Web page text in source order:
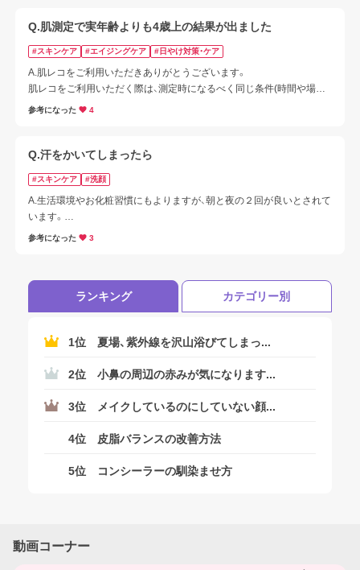
Q.肌測定で実年齢よりも4歳上の結果が出ました
#スキンケア #エイジングケア #日やけ対策・ケア
A.肌レコをご利用いただきありがとうございます。
肌レコをご利用いただく際は、測定時になるべく同じ条件(時間や場所)
で行ってみてください。
参考になった 4
Q.汗をかいてしまったら
#スキンケア #洗顔
A.生活環境やお化粧習慣にもよりますが、朝と夜の２回が良いとされて
います。
洗顔のしすぎは肌を守るために必要な皮脂や保湿成分まで洗い流して
の原因にもなります。
参考になった 3
ランキング カテゴリー別
1位 夏場、紫外線を沢山浴びてしまっ...
2位 小鼻の周辺の赤みが気になります...
3位 メイクしているのにしていない顔...
4位 皮脂バランスの改善方法
5位 コンシーラーの馴染ませ方
動画コーナー